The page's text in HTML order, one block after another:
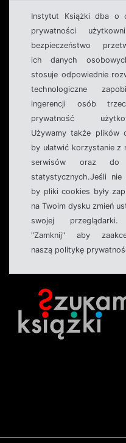
Instytut Książki dba o
prywatności
bezpieczeństwo
ich danych
stosuje odpowiednie
technologiczne
ingerencji osób
prywatność
Używamy także plików
by ułatwić korzystanie z
serwisów oraz do
statystycznych.Jeśli nie
by pliki cookies były
na Twoim dysku zmień
swojej przeglądarki.
"Zamknij" aby
naszą politykę